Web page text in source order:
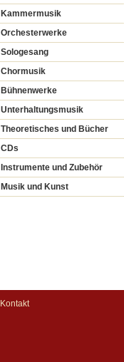
Kammermusik
Orchesterwerke
Sologesang
Chormusik
Bühnenwerke
Unterhaltungsmusik
Theoretisches und Bücher
CDs
Instrumente und Zubehör
Musik und Kunst
Kontakt